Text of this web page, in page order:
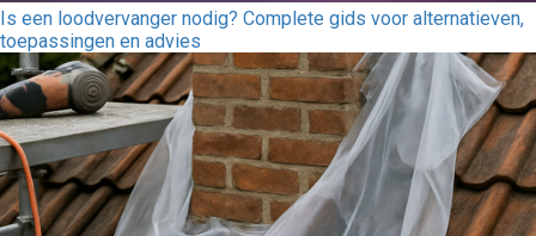
Is een loodvervanger nodig? Complete gids voor alternatieven,
toepassingen en advies